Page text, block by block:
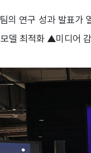
팀의 연구 성과 발표
델 최적화 ▲미디어